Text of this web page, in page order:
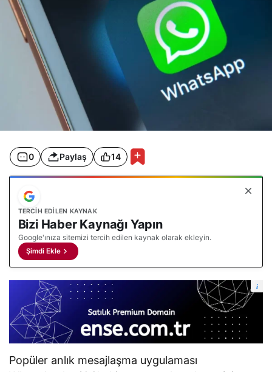
0 Paylaş 14
TERCIH EDILEN KAYNAK
Bizi Haber Kaynağı Yapın
Google'ınıza sitemizi tercih edilen kaynak olarak ekleyin.
Şimdi Ekle
i
Popüler anlık mesajlaşma uygulaması